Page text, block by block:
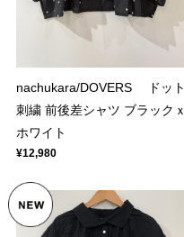
nachukara/DOVERS ドット
刺繍 前後差シャツ ブラックｘ
ホワイト
¥12,980